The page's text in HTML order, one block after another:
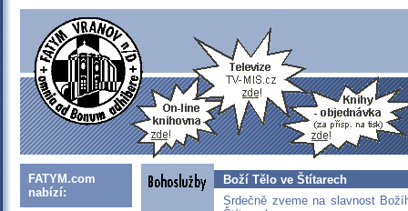
FATYM.com
nabízí:
Boží Tělo ve Štítarech
Srdečně zveme na slavnost